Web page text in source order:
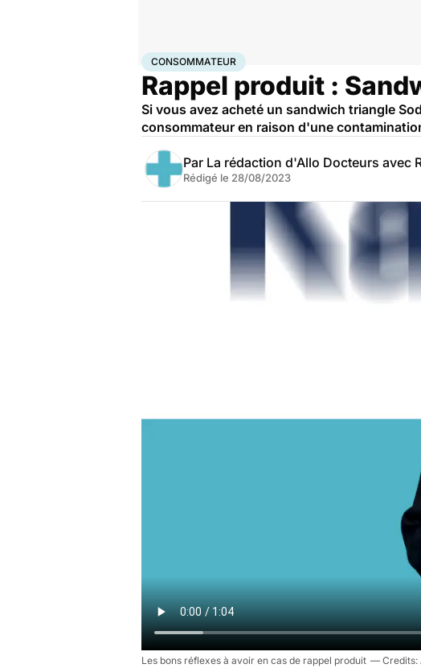
AccueilSantéConsommateur
CONSOMMATEUR
Rappel produit :
Si vous avez acheté un sandwich triangle
consommateur en raison d'une
Par La rédaction d'Allo Docteurs avec
Rédigé le 28/08/2023
Les bons réflexes à avoir en cas de rappel produit